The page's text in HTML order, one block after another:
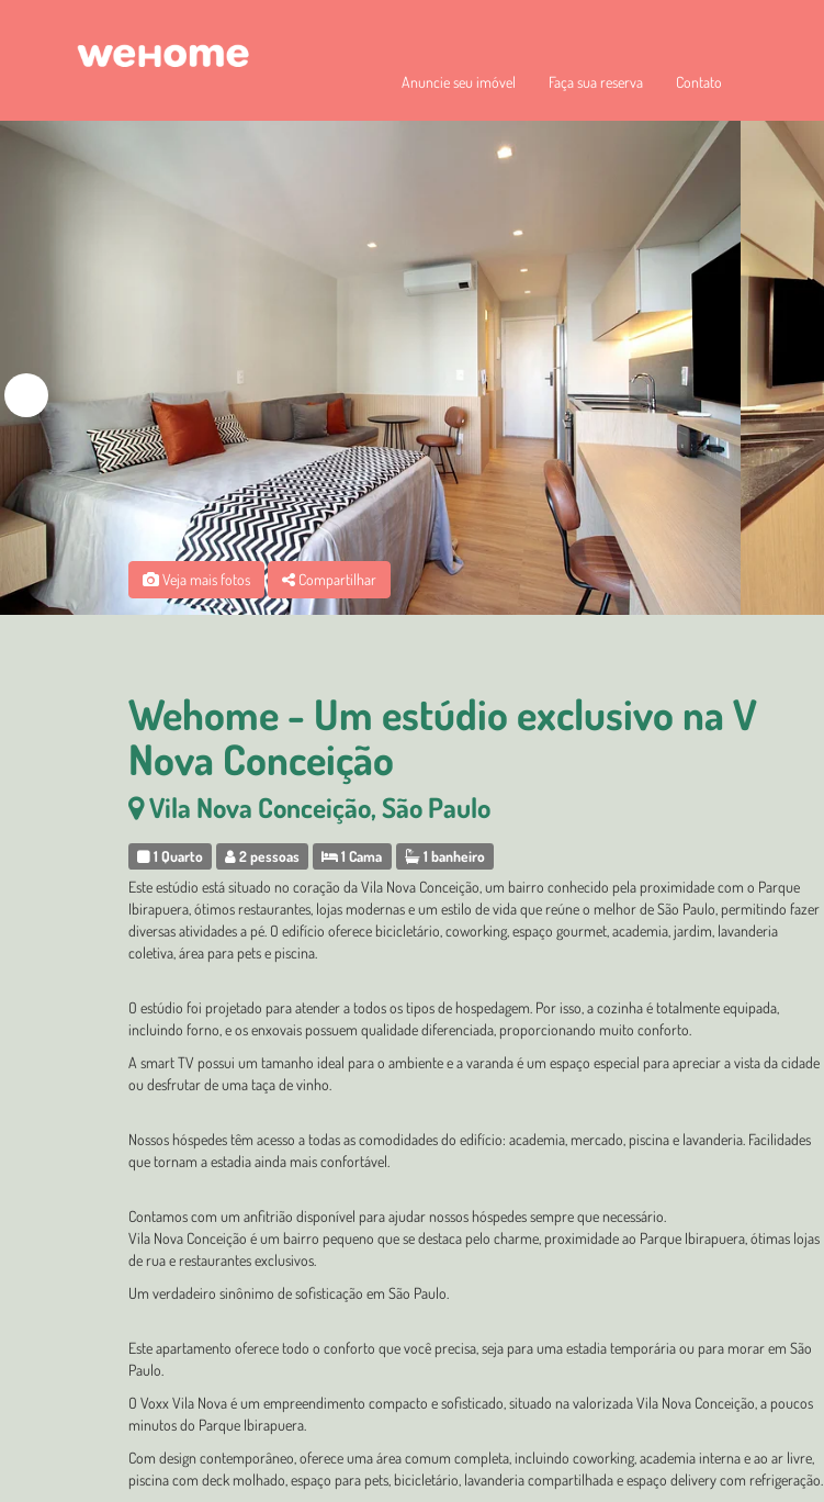
Anuncie seu imóvel Faça sua reserva Contato
Veja mais fotos Compartilhar
Wehome - Um estúdio exclusivo na V
Nova Conceição
Vila Nova Conceição, São Paulo
1 Quarto 2 pessoas 1 Cama
1 banheiro
Este estúdio está situado no coração da Vila Nova Conceição, um bairro conhecido pela proximidade com o Parque
Ibirapuera, ótimos restaurantes, lojas modernas e um estilo de vida que reúne o melhor de São Paulo, permitindo fazer
diversas atividades a pé. O edifício oferece bicicletário, coworking, espaço gourmet, academia, jardim, lavanderia
coletiva, área para pets e piscina.
O estúdio foi projetado para atender a todos os tipos de hospedagem. Por isso, a cozinha é totalmente equipada,
incluindo forno, e os enxovais possuem qualidade diferenciada, proporcionando muito conforto.
A smart TV possui um tamanho ideal para o ambiente e a varanda é um espaço especial para apreciar a vista da cidade
ou desfrutar de uma taça de vinho.
Nossos hóspedes têm acesso a todas as comodidades do edifício: academia, mercado, piscina e lavanderia. Facilidades
que tornam a estadia ainda mais confortável.
Contamos com um anfitrião disponível para ajudar nossos hóspedes sempre que necessário.
Vila Nova Conceição é um bairro pequeno que se destaca pelo charme, proximidade ao Parque Ibirapuera, ótimas lojas
de rua e restaurantes exclusivos.
Um verdadeiro sinônimo de sofisticação em São Paulo.
Este apartamento oferece todo o conforto que você precisa, seja para uma estadia temporária ou para morar em São
Paulo.
O Voxx Vila Nova é um empreendimento compacto e sofisticado, situado na valorizada Vila Nova Conceição, a poucos
minutos do Parque Ibirapuera.
Com design contemporâneo, oferece uma área comum completa, incluindo coworking, academia interna e ao ar livre,
piscina com deck molhado, espaço para pets, bicicletário, lavanderia compartilhada e espaço delivery com refrigeração.